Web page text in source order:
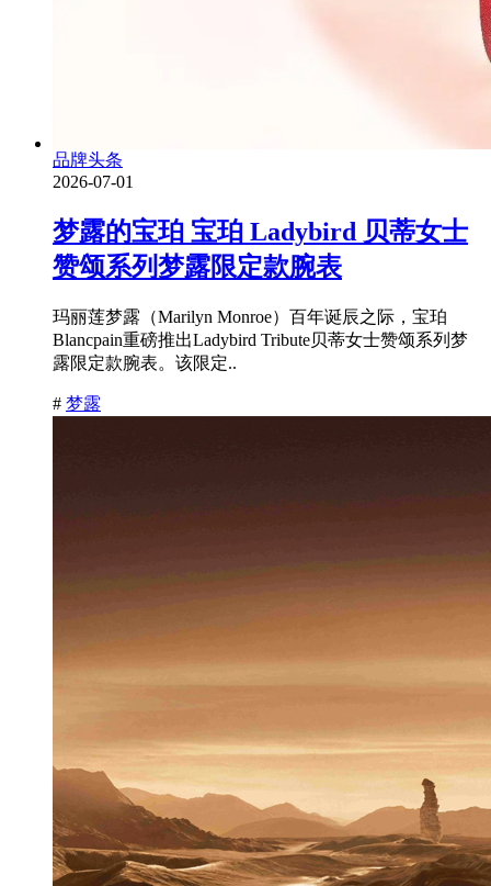
品牌头条
2026-07-01
梦露的宝珀 宝珀 Ladybird 贝蒂女士
赞颂系列梦露限定款腕表
玛丽莲梦露（Marilyn Monroe）百年诞辰之际，宝珀
Blancpain重磅推出Ladybird Tribute贝蒂女士赞颂系列梦
露限定款腕表。该限定..
# 梦露